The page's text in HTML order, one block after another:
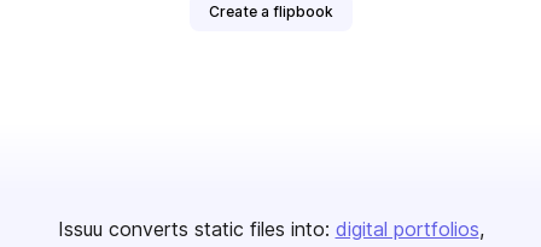
Create a flipbook
Issuu converts static files into: digital portfolios